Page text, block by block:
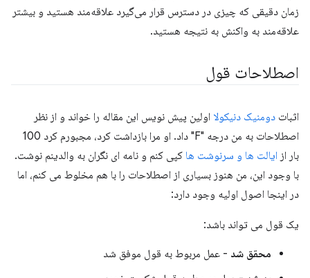
زمان دقیقی که چیزی در دسترس قرار می‌گیرد علاقه‌مند هستید و بیشتر
علاقه‌مند به واکنش به نتیجه هستید.
اصطلاحات قول
اثبات دومنیک دنیکولا اولین پیش نویس این مقاله را خواند و از نظر
اصطلاحات به من درجه "F" داد. او مرا بازداشت کرد، مجبورم کرد 100
بار از ایالت ها و سرنوشت ها کپی کنم و نامه ای نگران به والدینم نوشت.
با وجود این، من هنوز بسیاری از اصطلاحات را با هم مخلوط می کنم، اما
در اینجا اصول اولیه وجود دارد:
یک قول می تواند باشد:
محقق شد - عمل مربوط به قول موفق شد